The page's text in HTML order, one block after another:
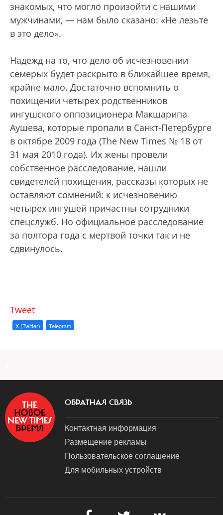
знакомых, что могло произойти с нашими
мужчинами, — нам было сказано: «Не лезьте
в это дело».
Надежд на то, что дело об исчезновении
семерых будет раскрыто в ближайшее время,
крайне мало. Достаточно вспомнить о
похищении четырех родственников
ингушского оппозиционера Макшарипа
Аушева, которые пропали в Санкт-Петербурге
в октябре 2009 года (The New Times № 18 от
31 мая 2010 года). Их жены провели
собственное расследование, нашли
свидетелей похищения, рассказы которых не
оставляют сомнений: к исчезновению
четырех ингушей причастны сотрудники
спецслужб. Но официальное расследование
за полтора года с мертвой точки так и не
сдвинулось.
Tweet
X (Twitter) Telegram
ОБРАТНАЯ СВЯЗЬ
Контактная информация
Размещение рекламы
Пользовательское соглашение
Для мобильных устройств